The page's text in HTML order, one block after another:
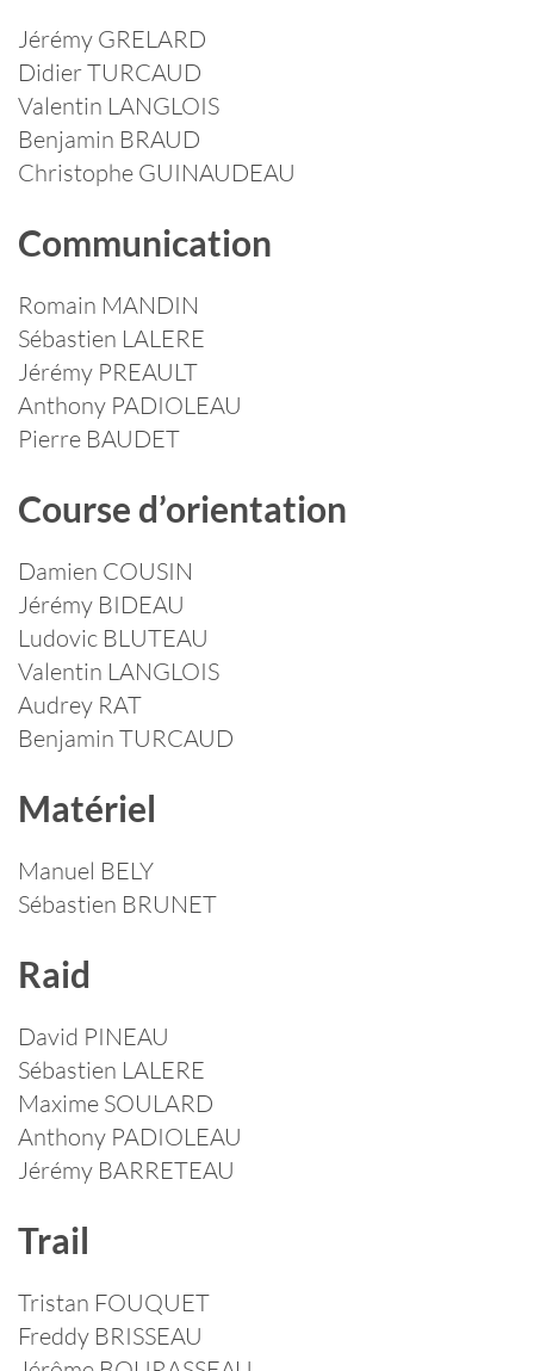
Jérémy GRELARD
Didier TURCAUD
Valentin LANGLOIS
Benjamin BRAUD
Christophe GUINAUDEAU
Communication
Romain MANDIN
Sébastien LALERE
Jérémy PREAULT
Anthony PADIOLEAU
Pierre BAUDET
Course d’orientation
Damien COUSIN
Jérémy BIDEAU
Ludovic BLUTEAU
Valentin LANGLOIS
Audrey RAT
Benjamin TURCAUD
Matériel
Manuel BELY
Sébastien BRUNET
Raid
David PINEAU
Sébastien LALERE
Maxime SOULARD
Anthony PADIOLEAU
Jérémy BARRETEAU
Trail
Tristan FOUQUET
Freddy BRISSEAU